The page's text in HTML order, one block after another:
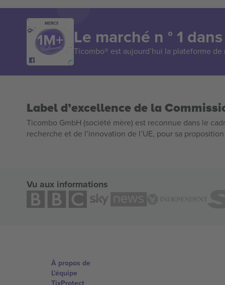
MERCI!
Le marché n ° 1
Ticombo® est aujourd’hui la plateforme
Label d’excellence de la
Ticombo GmbH (société mère) est reconnue dans le
recherche et de l’innovation de l’UE, pour sa
Vu aux informations
À propos de
L'équipe
TixProtect